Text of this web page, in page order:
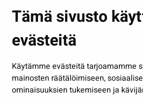
Tämä sivusto
evästeitä
Käytämme evästeitä tarjoamamme
mainosten räätälöimiseen,
ominaisuuksien tukemiseen ja
Kasvatus ja opetus
Kulttuuri ja liikunta
Työ ja yrittäminen
Osallistu ja asioi